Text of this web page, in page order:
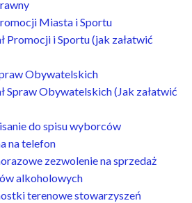
Miasta i Sportu
Promocji i Sportu (jak załatwić
Obywatelskich
Spraw Obywatelskich (Jak załatwić
do spisu wyborców
na telefon
zezwolenie na sprzedaż
alkoholowych
terenowe stowarzyszeń